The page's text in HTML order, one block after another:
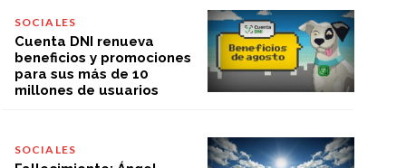
SOCIALES
Cuenta DNI renueva
beneficios y promociones
para sus más de 10
millones de usuarios
SOCIALES